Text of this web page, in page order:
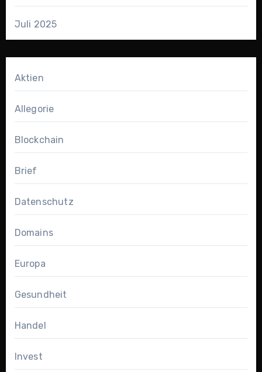
Juli 2025
Aktien
Allegorie
Blockchain
Brief
Datenschutz
Domains
Europa
Gesundheit
Handel
Invest